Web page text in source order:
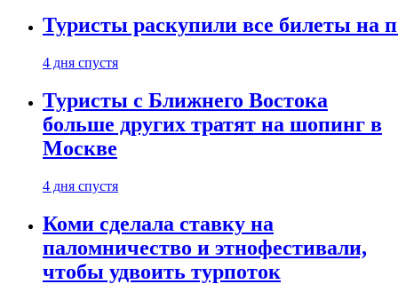
Туристы раскупили все билеты на
4 дня спустя
Туристы с Ближнего Востока
больше других тратят на шопинг в
Москве
4 дня спустя
Коми сделала ставку на
паломничество и этнофестивали,
чтобы удвоить турпоток